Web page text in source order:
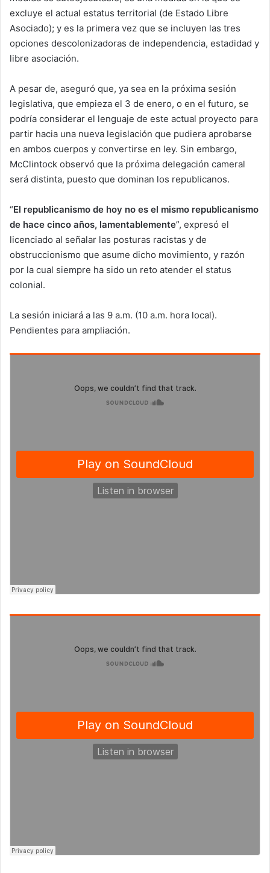
excluye el actual estatus territorial (de Estado Libre
Asociado); y es la primera vez que se incluyen las tres
opciones descolonizadoras de independencia, estadidad y
libre asociación.
A pesar de, aseguró que, ya sea en la próxima sesión
legislativa, que empieza el 3 de enero, o en el futuro, se
podría considerar el lenguaje de este actual proyecto para
partir hacia una nueva legislación que pudiera aprobarse
en ambos cuerpos y convertirse en ley. Sin embargo,
McClintock observó que la próxima delegación cameral
será distinta, puesto que dominan los republicanos.
“El republicanismo de hoy no es el mismo republicanismo
de hace cinco años, lamentablemente”, expresó el
licenciado al señalar las posturas racistas y de
obstruccionismo que asume dicho movimiento, y razón
por la cual siempre ha sido un reto atender el status
colonial.
La sesión iniciará a las 9 a.m. (10 a.m. hora local).
Pendientes para ampliación.